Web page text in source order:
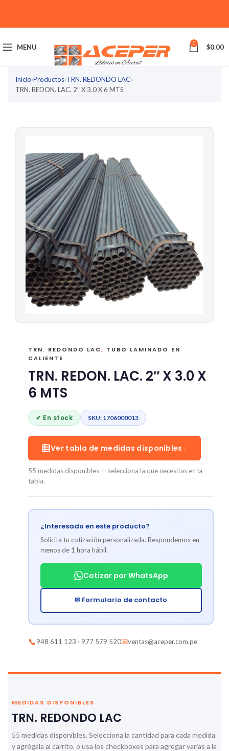
MENU 0 $0.00
Inicio›Productos›TRN. REDONDO LAC›
TRN. REDON. LAC. 2″ X 3.0 X 6 MTS
TRN. REDONDO LAC, TUBO LAMINADO EN
CALIENTE
TRN. REDON. LAC. 2″ X 3.0 X
6 MTS
✔ En stock SKU: 1706000013
Ver tabla de medidas disponibles ↓
55 medidas disponibles — selecciona la que necesitas en la
tabla.
¿Interesado en este producto?
Solicita tu cotización personalizada. Respondemos en
menos de 1 hora hábil.
Cotizar por WhatsApp
✉ Formulario de contacto
📞948 611 123 · 977 579 520✉ventas@aceper.com.pe
MEDIDAS DISPONIBLES
TRN. REDONDO LAC
55 medidas disponibles. Selecciona la cantidad para cada medida
y agrégala al carrito, o usa los checkboxes para agregar varias a la